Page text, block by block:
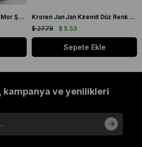
Armine Trend Pamuk Cazz Mor Şal 21210
Kroren Jan Jan Kiremit Düz Renk Şal 7301-85
$ 5.53
$ 27.78
Sepete Ekle
kampanya ve yenilikleri